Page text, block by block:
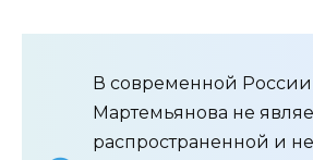
В современной
Мартемьянова не
распространенной и